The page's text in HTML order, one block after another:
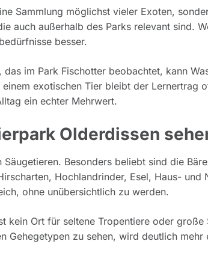
Sammlung möglichst vieler Exoten,
auch außerhalb des Parks relevant sind.
besser.
im Park Fischotter beobachtet, kann
exotischen Tier bleibt der Lernertrag
ein echter Mehrwert.
Olderdissen
Besonders beliebt sind die
Hochlandrinder, Esel, Haus- und
ohne unübersichtlich zu werden.
kein Ort für seltene Tropentiere oder große
Gehegetypen zu sehen, wird deutlich mehr